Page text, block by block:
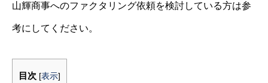
山輝商事へのファクタリング依頼を検討している方は参
考にしてください。
目次 [表示]